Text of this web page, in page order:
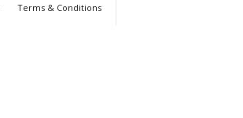
Terms & Conditions